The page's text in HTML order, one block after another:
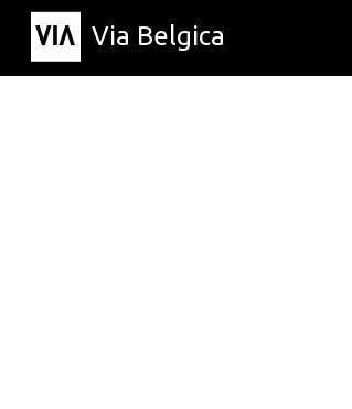
Via Belgica